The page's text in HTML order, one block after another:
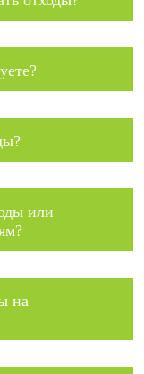
или
на